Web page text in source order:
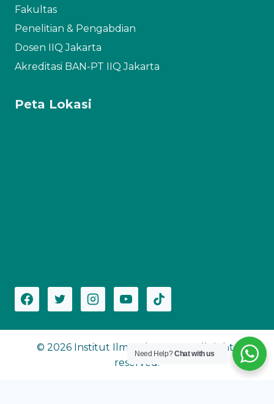
Fakultas
Penelitian & Pengabdian
Dosen IIQ Jakarta
Akreditasi BAN-PT IIQ Jakarta
Peta Lokasi
© 2026 Institut Ilmu Al-Qur'an - All rights
reserved.
Need Help?Chat with us